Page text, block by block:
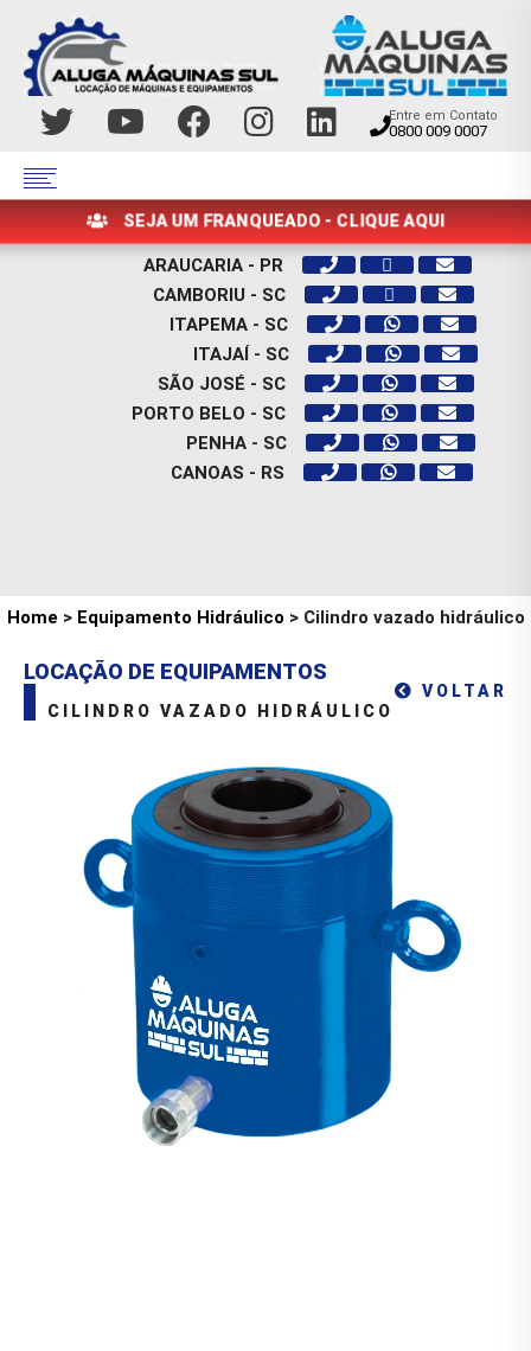
Entre em Contato
0800 009 0007
SEJA UM FRANQUEADO - CLIQUE AQUI
ARAUCARIA - PR
CAMBORIU - SC
ITAPEMA - SC
ITAJAÍ - SC
SÃO JOSÉ - SC
PORTO BELO - SC
PENHA - SC
CANOAS - RS
Home > Equipamento Hidráulico > Cilindro vazado hidráulico
LOCAÇÃO DE EQUIPAMENTOS
VOLTAR
CILINDRO VAZADO HIDRÁULICO